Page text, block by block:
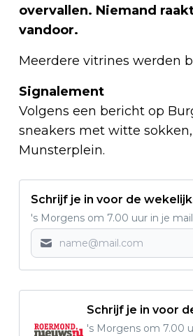
overvallen. Niemand
vandoor.
Meerdere vitrines werden
Signalement
Volgens een bericht op
sneakers met witte
Munsterplein.
Schrijf je in voor de
's Morgens om 7.00 uur in je
Schrijf je in voor
's Morgens om 7.00